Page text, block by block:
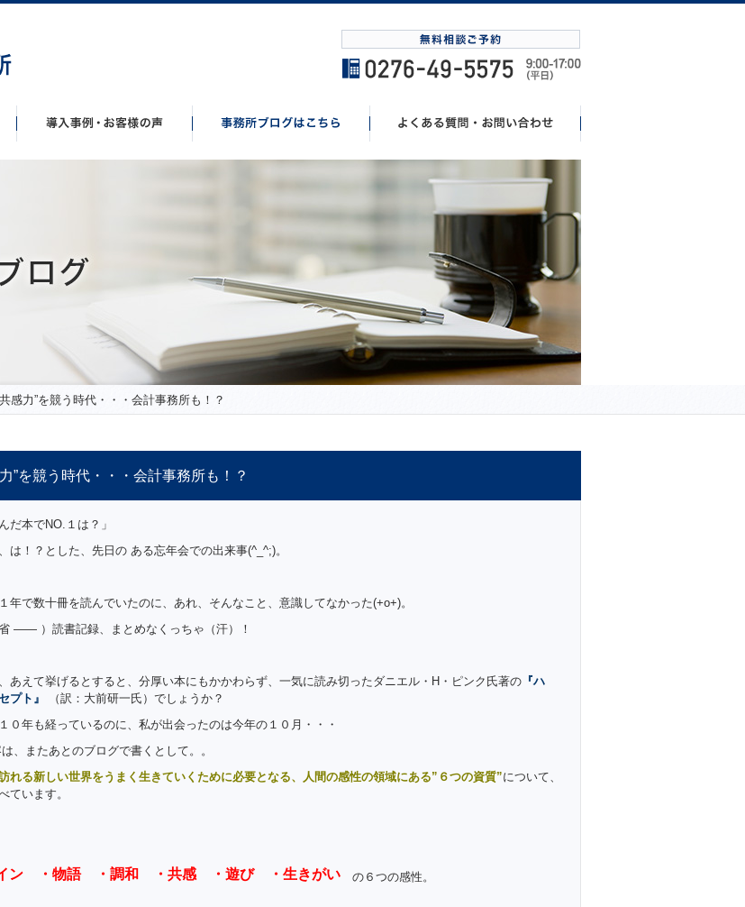
感力”を競う時代・・・会計事務所も！？
”を競う時代・・・会計事務所も！？
だ本でNO.１は？」
は！？とした、先日の ある忘年会での出来事(^_^;)。
年で数十冊を読んでいたのに、あれ、そんなこと、意識してなかった(+o+)。
—— ）読書記録、まとめなくっちゃ（汗）！
あえて挙げるとすると、分厚い本にもかかわらず、一気に読み切ったダニエル・H・ピンク氏著の 『ハ
プト』
（訳：大前研一氏）でしょうか？
０年も経っているのに、私が出会ったのは今年の１０月・・・
、またあとのブログで書くとして。。
れる新しい世界をうまく生きていくために必要となる、人間の感性の領域にある”６つの資質”について、
ています。
イン ・物語 ・調和 ・共感 ・遊び ・生きがい の６つの感性。